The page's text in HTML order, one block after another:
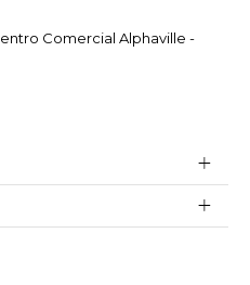
Comercial Alphaville -